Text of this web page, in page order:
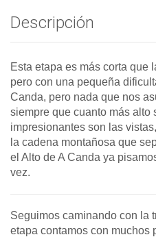
Descripción
Esta etapa es más corta que
pero con una pequeña
Canda, pero nada que nos
siempre que cuanto más alto
impresionantes son las
la cadena montañosa que
el Alto de A Canda ya
vez.
Seguimos caminando con la
etapa contamos con muchos